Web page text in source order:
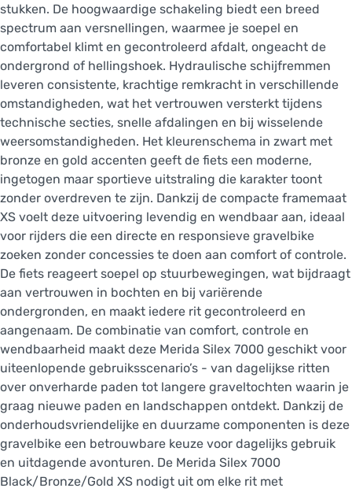
stukken. De hoogwaardige schakeling biedt een breed
spectrum aan versnellingen, waarmee je soepel en
comfortabel klimt en gecontroleerd afdalt, ongeacht de
ondergrond of hellingshoek. Hydraulische schijfremmen
leveren consistente, krachtige remkracht in verschillende
omstandigheden, wat het vertrouwen versterkt tijdens
technische secties, snelle afdalingen en bij wisselende
weersomstandigheden. Het kleurenschema in zwart met
bronze en gold accenten geeft de fiets een moderne,
ingetogen maar sportieve uitstraling die karakter toont
zonder overdreven te zijn. Dankzij de compacte framemaat
XS voelt deze uitvoering levendig en wendbaar aan, ideaal
voor rijders die een directe en responsieve gravelbike
zoeken zonder concessies te doen aan comfort of controle.
De fiets reageert soepel op stuurbewegingen, wat bijdraagt
aan vertrouwen in bochten en bij variërende
ondergronden, en maakt iedere rit gecontroleerd en
aangenaam. De combinatie van comfort, controle en
wendbaarheid maakt deze Merida Silex 7000 geschikt voor
uiteenlopende gebruiksscenario’s - van dagelijkse ritten
over onverharde paden tot langere graveltochten waarin je
graag nieuwe paden en landschappen ontdekt. Dankzij de
onderhoudsvriendelijke en duurzame componenten is deze
gravelbike een betrouwbare keuze voor dagelijks gebruik
en uitdagende avonturen. De Merida Silex 7000
Black/Bronze/Gold XS nodigt uit om elke rit met